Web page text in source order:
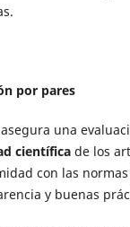
por pares
asegura una
científicade los
con las normas
y buenas